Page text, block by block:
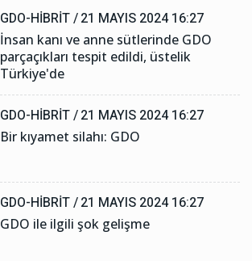
GDO-HIBRIT /21 MAYIS 2024 16:27
İnsan kanı ve anne sütlerinde GDO
parçaçıkları tespit edildi, üstelik
Türkiye'de
GDO-HIBRIT /21 MAYIS 2024 16:27
Bir kıyamet silahı: GDO
GDO-HIBRIT /21 MAYIS 2024 16:27
GDO ile ilgili şok gelişme